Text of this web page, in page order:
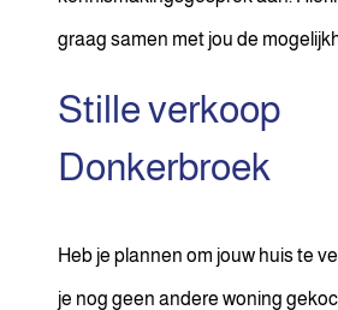
graag samen met jou de
Stille verkoop
Donkerbroek
Heb je plannen om jouw huis te
je nog geen andere woning